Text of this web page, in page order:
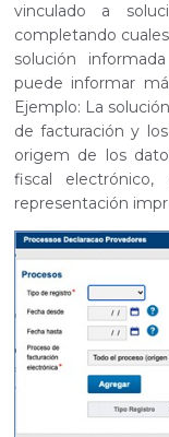
vinculado a
completando
solución
puede informar
Ejemplo: La
de facturación y
origem de los
fiscal
representación